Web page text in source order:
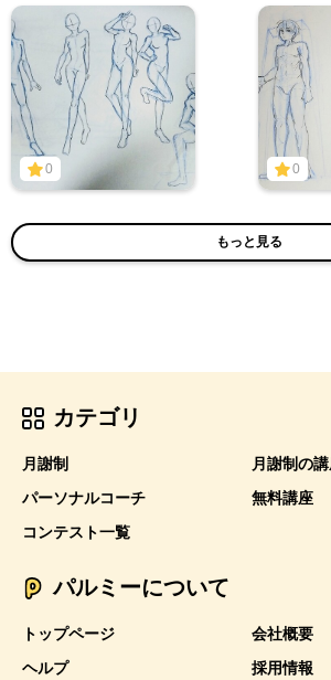
0 0
もっと見る
カテゴリ
月謝制
月謝制の
パーソナルコーチ
無料講座
コンテスト一覧
パルミーについて
トップページ
会社概要
ヘルプ
採用情報